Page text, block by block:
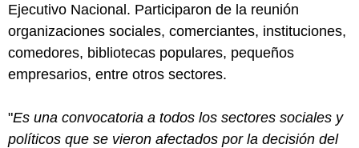
Ejecutivo Nacional. Participaron de la reunión
organizaciones sociales, comerciantes, instituciones,
comedores, bibliotecas populares, pequeños
empresarios, entre otros sectores.
"Es una convocatoria a todos los sectores sociales y
políticos que se vieron afectados por la decisión del